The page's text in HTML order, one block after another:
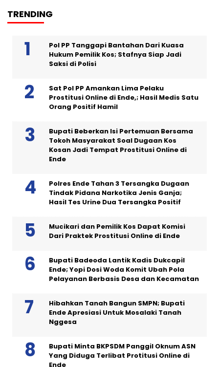
TRENDING
Pol PP Tanggapi Bantahan Dari Kuasa
Hukum Pemilik Kos; Stafnya Siap Jadi
Saksi di Polisi
Sat Pol PP Amankan Lima Pelaku
Prostitusi Online di Ende,; Hasil Medis Satu
Orang Positif Hamil
Bupati Beberkan Isi Pertemuan Bersama
Tokoh Masyarakat Soal Dugaan Kos
Kosan Jadi Tempat Prostitusi Online di
Ende
Polres Ende Tahan 3 Tersangka Dugaan
Tindak Pidana Narkotika Jenis Ganja;
Hasil Tes Urine Dua Tersangka Positif
Mucikari dan Pemilik Kos Dapat Komisi
Dari Praktek Prostitusi Online di Ende
Bupati Badeoda Lantik Kadis Dukcapil
Ende; Yopi Dosi Woda Komit Ubah Pola
Pelayanan Berbasis Desa dan Kecamatan
Hibahkan Tanah Bangun SMPN; Bupati
Ende Apresiasi Untuk Mosalaki Tanah
Nggesa
Bupati Minta BKPSDM Panggil Oknum ASN
Yang Diduga Terlibat Protitusi Online di
Ende